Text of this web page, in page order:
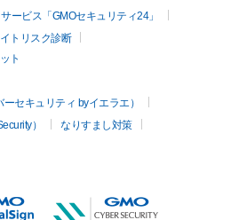
ービス「GMOセキュリティ24」
トリスク診断
ト
セキュリティ byイエラエ）
）
なりすまし対策